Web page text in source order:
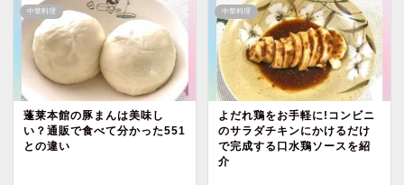
中華料理
蓬莱本館の豚まんは美味し
い？通販で食べて分かった551
との違い
中華料理
よだれ鶏をお手軽に!コンビニ
のサラダチキンにかけるだけ
で完成する口水鶏ソースを紹
介